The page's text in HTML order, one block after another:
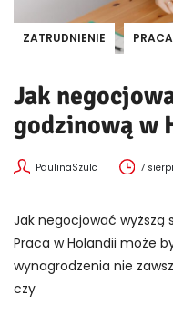
ZATRUDNIENIE PRACA
Jak
godzinową w
PaulinaSzulc 7
Jak negocjować wyższą
Praca w Holandii może
wynagrodzenia nie
czy